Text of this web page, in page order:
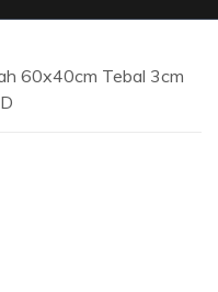
60x40cm Tebal 3cm